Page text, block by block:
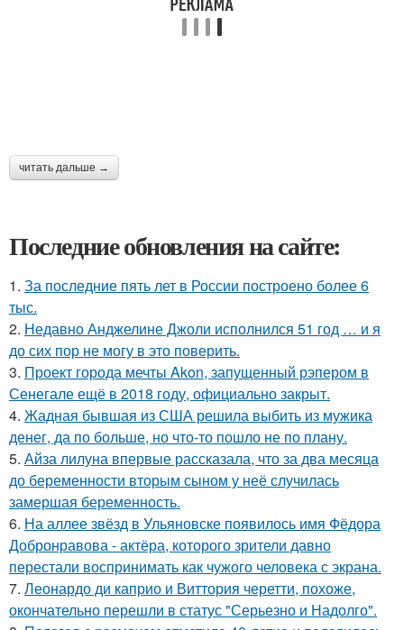
читать дальше →
Последние обновления на сайте:
1. За последние пять лет в России построено более 6
тыс.
2. Недавно Анджелине Джоли исполнился 51 год … и я
до сих пор не могу в это поверить.
3. Проект города мечты Akon, запущенный рэпером в
Сенегале ещё в 2018 году, официально закрыт.
4. Жадная бывшая из США решила выбить из мужика
денег, да по больше, но что-то пошло не по плану.
5. Айза лилуна впервые рассказала, что за два месяца
до беременности вторым сыном у неё случилась
замершая беременность.
6. На аллее звёзд в Ульяновске появилось имя Фёдора
Добронравова - актёра, которого зрители давно
перестали воспринимать как чужого человека с экрана.
7. Леонардо ди каприо и Виттория черетти, похоже,
окончательно перешли в статус "Серьезно и Надолго".